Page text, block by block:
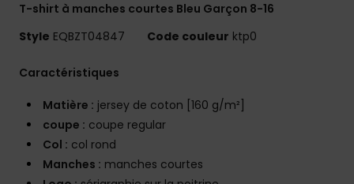
T-shirt à manches courtes Bleu Garçon 8-16
Style EQBZT04847 Code couleur ktp0
Caractéristiques
Matière : jersey de coton [160 g/m²]
coupe : coupe regular
Col : col rond
Manches : manches courtes